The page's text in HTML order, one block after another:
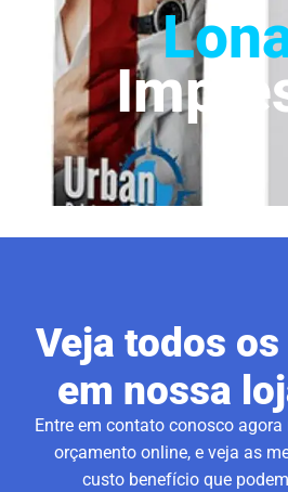
Veja todos
em nossa
Entre em contato conosco
orçamento online, e veja as
custo benefício que